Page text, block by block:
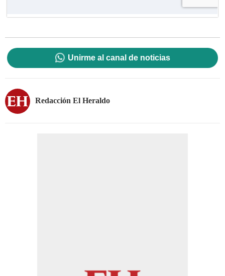
Unirme al canal de noticias
Redacción El Heraldo